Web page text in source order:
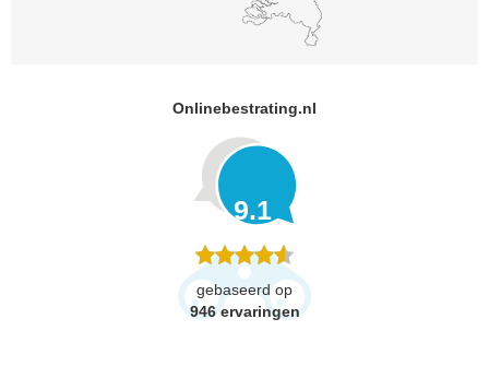
Onlinebestrating.nl
9.1
gebaseerd op
946 ervaringen